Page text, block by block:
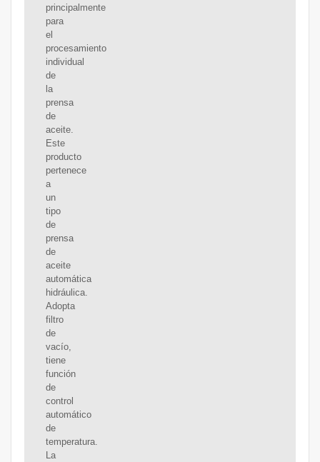
principalmente
para
el
procesamiento
individual
de
la
prensa
de
aceite.
Este
producto
pertenece
a
un
tipo
de
prensa
de
aceite
automática
hidráulica.
Adopta
filtro
de
vacío,
tiene
función
de
control
automático
de
temperatura.
La